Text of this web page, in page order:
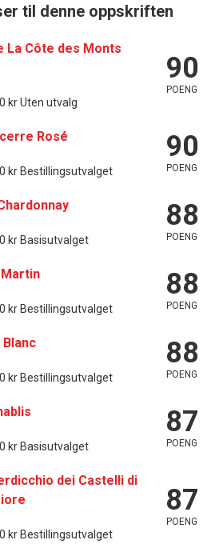
til denne oppskriften
La Côte des Monts
kr Uten utvalg
90
POENG
Rosé
kr Bestillingsutvalget
90
POENG
kr Basisutvalget
88
POENG
kr Bestillingsutvalget
88
POENG
kr Bestillingsutvalget
88
POENG
kr Basisutvalget
87
POENG
dei Castelli di
kr Bestillingsutvalget
87
POENG